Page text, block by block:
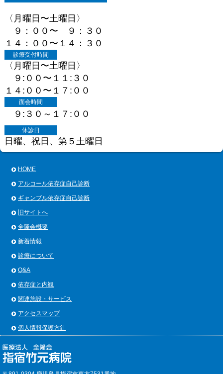
〈月曜日〜土曜日〉
９：００〜 ９：３０
１４：００〜１４：３０
診療受付時間
〈月曜日〜土曜日〉
９:００〜１１:３０
１４:００〜１７:００
面会時間
９:３０～１７:００
休診日
日曜、祝日、第５土曜日
HOME
アルコール依存症自己診断
ギャンブル依存症自己診断
旧サイトへ
全隆会概要
新着情報
診療について
Q&A
依存症と内観
関連施設・サービス
アクセスマップ
個人情報保護方針